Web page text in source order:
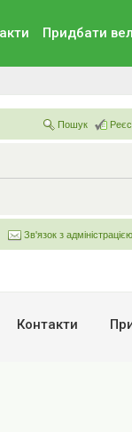
Придбати
Пошук
Зв'язок з адміністрацією
Контакти